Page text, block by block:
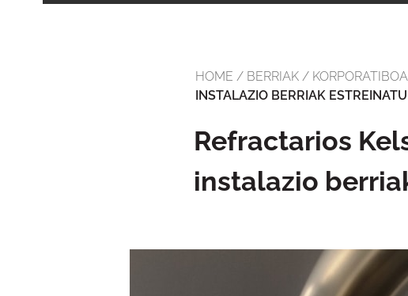
HOME / BERRIAK/
INSTALAZIO BERRIAK
Refractarios
instalazio